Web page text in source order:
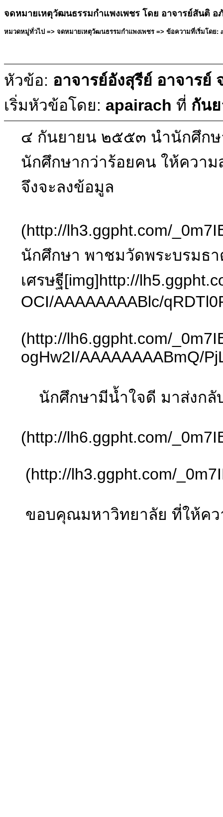
จดหมายเหตุวัฒนธรรมกำแพงเพชร โดย อาจารย์สันติ อ
หมวดหมู่ทั่วไป => จดหมายเหตุวัฒนธรรมกำแพงเพชร => ข้อความที่เริ่มโดย:
หัวข้อ: อาจารย์อังสุรีย์ อาจาร
เริ่มหัวข้อโดย: apairach ที่ กัน
๔ กันยายน ๒๕๕๓ นำนักศึกษ
นักศึกษากว่าร้อยคน ให้ความ
จึงจะลงข้อมูล
(http://lh3.ggpht.com/
นักศึกษา พาชมวัดพระบรมธ
เศรษฐี[img]http://
OCI/AAAAAAAABlc/
(http://lh6.ggpht.com/
ogHw2I/AAAAAAAABmQ/
นักศึกษามีน้ำใจดี มาส่งกลั
(http://lh6.ggpht.com/
(http://lh3.ggpht.com/
ขอบคุณมหาวิทยาลัย ที่ให้คว